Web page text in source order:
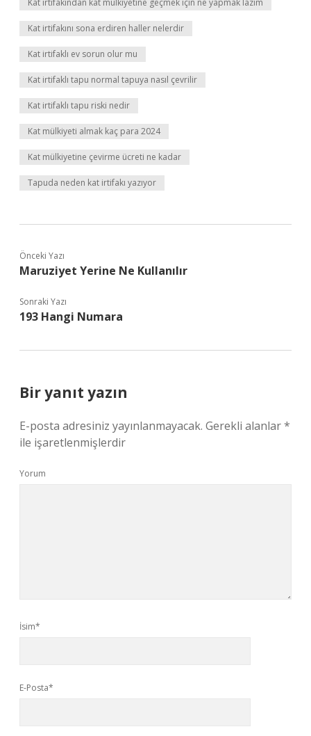
Kat irtifakından kat mülkiyetine geçmek için ne yapmak lazım
Kat irtifakını sona erdiren haller nelerdir
Kat irtifaklı ev sorun olur mu
Kat irtifaklı tapu normal tapuya nasıl çevrilir
Kat irtifaklı tapu riski nedir
Kat mülkiyeti almak kaç para 2024
Kat mülkiyetine çevirme ücreti ne kadar
Tapuda neden kat irtifakı yazıyor
Önceki Yazı
Maruziyet Yerine Ne Kullanılır
Sonraki Yazı
193 Hangi Numara
Bir yanıt yazın
E-posta adresiniz yayınlanmayacak. Gerekli alanlar*
ile işaretlenmişlerdir
Yorum
İsim*
E-Posta*